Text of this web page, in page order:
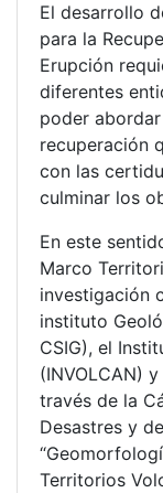
El desarrollo
para la
Erupción
diferentes
poder
recuperación
con las
culminar los
En este
Marco
investigación
instituto
CSIG), el
(INVOLCAN)
través de la
Desastres y
Territorios